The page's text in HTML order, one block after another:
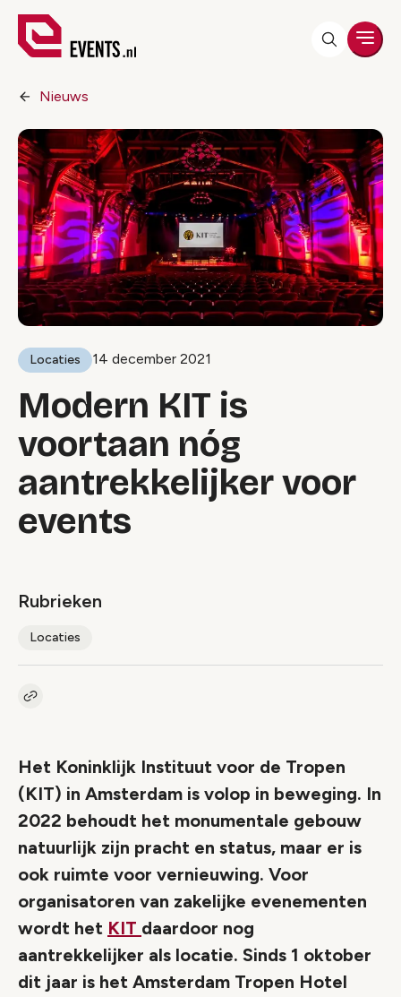
Nieuws
Locaties 14 december 2021
Modern KIT is
voortaan nóg
aantrekkelijker voor
events
Rubrieken
Locaties
Kopieer link naar artikel
Het Koninklijk Instituut voor de Tropen
(KIT) in Amsterdam is volop in beweging. In
2022 behoudt het monumentale gebouw
natuurlijk zijn pracht en status, maar er is
ook ruimte voor vernieuwing. Voor
organisatoren van zakelijke evenementen
wordt het KIT daardoor nog
aantrekkelijker als locatie. Sinds 1 oktober
dit jaar is het Amsterdam Tropen Hotel